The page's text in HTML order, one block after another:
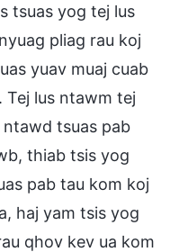
tsuas yog tej lus
pliag rau koj
yuav muaj cuab
Tej lus ntawm tej
ntawd tsuas pab
thiab tsis yog
pab tau kom koj
haj yam tsis yog
qhov kev ua kom